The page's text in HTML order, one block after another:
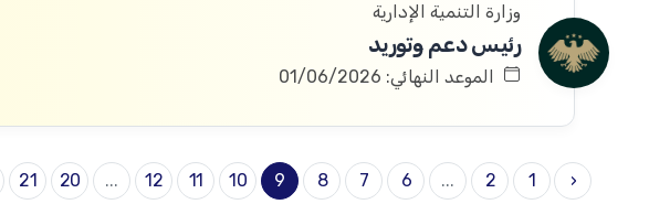
وزارة التنمية الإدارية
رئيس دعم وتوريد
الموعد النهائي: 01/06/2026
‹
1
2
...
6
7
8
9
10
11
12
...
20
21